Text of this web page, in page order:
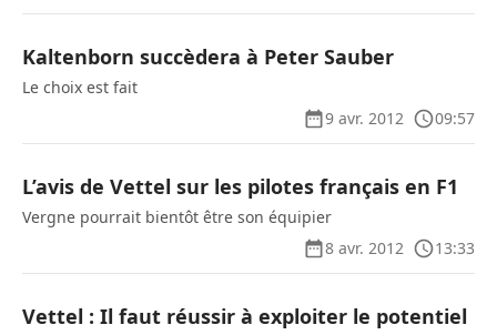
Kaltenborn succèdera à Peter Sauber
Le choix est fait
9 avr. 2012
09:57
L’avis de Vettel sur les pilotes français en F1
Vergne pourrait bientôt être son équipier
8 avr. 2012
13:33
Vettel : Il faut réussir à exploiter le potentiel